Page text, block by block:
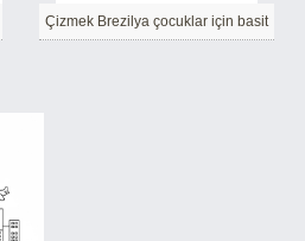
Çizmek Brezilya çocuklar için basit